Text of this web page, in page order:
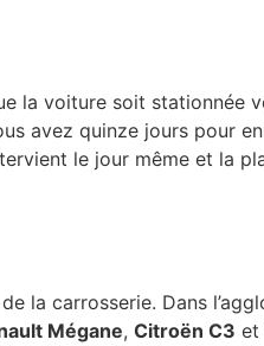
la voiture soit stationnée
avez quinze jours pour
le jour même et la
la carrosserie. Dans
Mégane, Citroën C3 et